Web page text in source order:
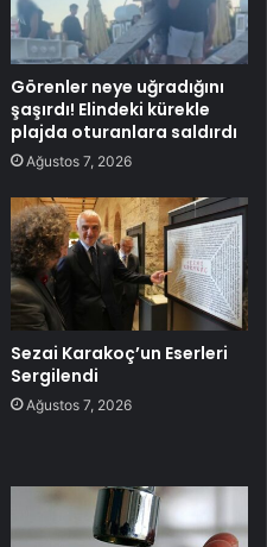
Görenler neye uğradığını
şaşırdı! Elindeki kürekle
plajda oturanlara saldırdı
Ağustos 7, 2026
Sezai Karakoç’un Eserleri
Sergilendi
Ağustos 7, 2026